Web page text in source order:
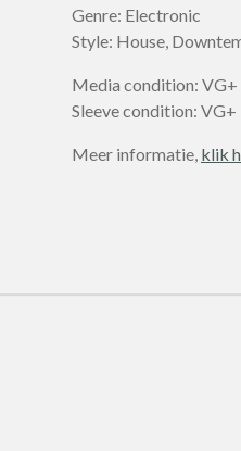
Genre: Electronic
Style: House,
Media condition: VG+
Sleeve condition: VG+
Meer informatie, klik